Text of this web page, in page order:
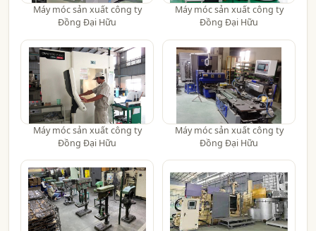
Máy móc sản xuất công ty
Đồng Đại Hữu
Máy móc sản xuất công ty
Đồng Đại Hữu
Máy móc sản xuất công ty
Đồng Đại Hữu
Máy móc sản xuất công ty
Đồng Đại Hữu